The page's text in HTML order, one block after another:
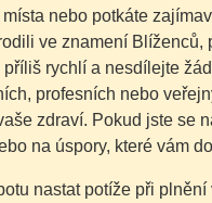
nebo potkáte
ve znamení Blíženců,
rychlí a nesdílejte
profesních nebo
zdraví. Pokud jste se
na úspory, které vám
nastat potíže při